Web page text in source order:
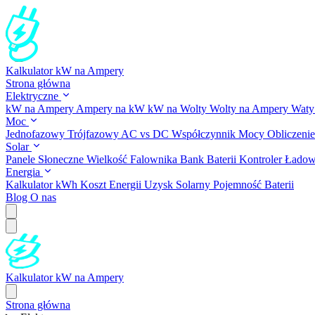
Kalkulator kW na Ampery
Strona główna
Elektryczne
kW na Ampery Ampery na kW kW na Wolty Wolty na Ampery
Moc
Jednofazowy Trójfazowy AC vs DC Współczynnik Mocy
Solar
Panele Słoneczne Wielkość Falownika Bank Baterii Kontroler
Energia
Kalkulator kWh Koszt Energii Uzysk Solarny Pojemność Baterii
Blog O nas
Kalkulator kW na Ampery
Strona główna